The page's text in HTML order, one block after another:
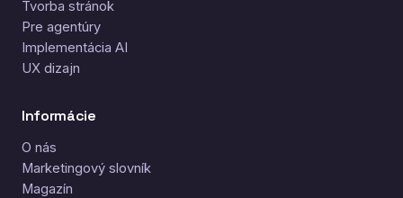
Tvorba stránok
Pre agentúry
Implementácia AI
UX dizajn
Informácie
O nás
Marketingový slovník
Magazín